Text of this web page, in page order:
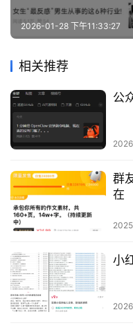
2026-01-28 下午11:33:27
相关推荐
公
群
在
小